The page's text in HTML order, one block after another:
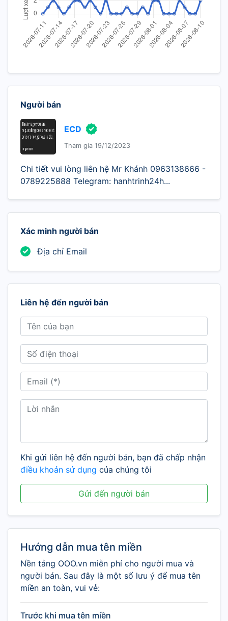
Người bán
ECD
Tham gia 19/12/2023
Chi tiết vui lòng liên hệ Mr Khánh 0963138666 -
0789225888 Telegram: hanhtrinh24h...
Xác minh người bán
Địa chỉ Email
Liên hệ đến người bán
Khi gửi liên hệ đến người bán, bạn đã chấp nhận
điều khoản sử dụng của chúng tôi
Gửi đến người bán
Hướng dẫn mua tên miền
Nền tảng OOO.vn miễn phí cho người mua và
người bán. Sau đây là một số lưu ý để mua tên
miền an toàn, vui vẻ:
Trước khi mua tên miền